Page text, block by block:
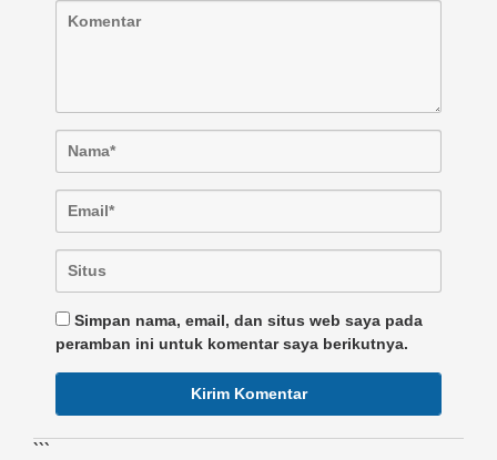
Simpan nama, email, dan situs web saya pada
peramban ini untuk komentar saya berikutnya.
```